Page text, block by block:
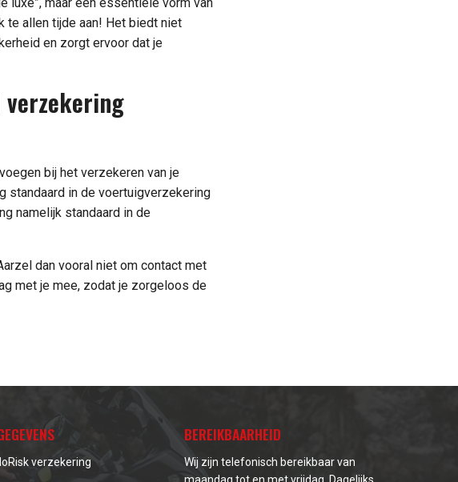
te allen tijde aan! Het biedt niet
en zorgt ervoor dat je
bij het verzekeren van je
standaard in de voertuigverzekering
namelijk standaard in de
dan vooral niet om contact met
met je mee, zodat je zorgeloos de
verzekering
BEREIKBAARHEID
Wij zijn telefonisch bereikbaar van